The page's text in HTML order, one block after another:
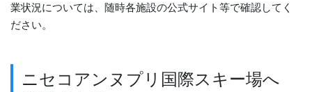
業状況については、随時各施設の公式サイト等で確認してく
ださい。
ニセコアンヌプリ国際スキー場へ